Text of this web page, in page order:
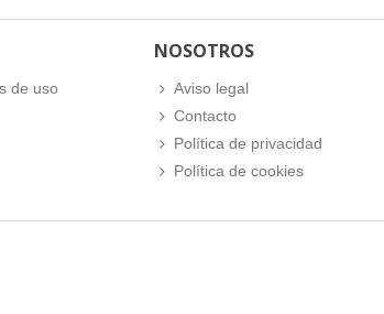
de uso
NOSOTROS
Aviso legal
Contacto
Política de privacidad
Política de cookies